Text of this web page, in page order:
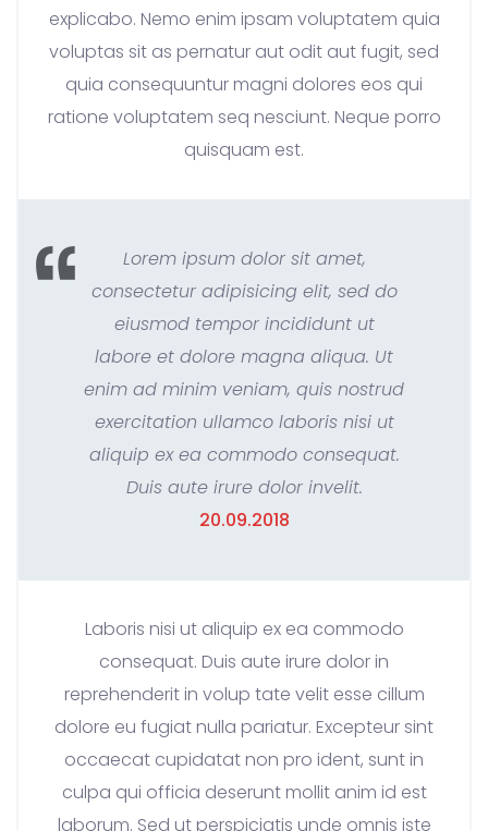
explicabo. Nemo enim ipsam voluptatem quia
voluptas sit as pernatur aut odit aut fugit, sed
quia consequuntur magni dolores eos qui
ratione voluptatem seq nesciunt. Neque porro
quisquam est.
Lorem ipsum dolor sit amet,
consectetur adipisicing elit, sed do
eiusmod tempor incididunt ut
labore et dolore magna aliqua. Ut
enim ad minim veniam, quis nostrud
exercitation ullamco laboris nisi ut
aliquip ex ea commodo consequat.
Duis aute irure dolor invelit.
20.09.2018
Laboris nisi ut aliquip ex ea commodo
consequat. Duis aute irure dolor in
reprehenderit in volup tate velit esse cillum
dolore eu fugiat nulla pariatur. Excepteur sint
occaecat cupidatat non pro ident, sunt in
culpa qui officia deserunt mollit anim id est
laborum. Sed ut perspiciatis unde omnis iste